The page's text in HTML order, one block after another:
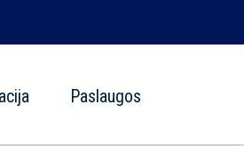
Paslaugos